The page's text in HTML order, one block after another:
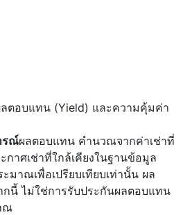
ตอบแทน (Yield) และความคุ้มค่า
รณ์ผลตอบแทน คำนวณจากค่าเช่าที่
กาศเช่าที่ใกล้เคียงในฐานข้อมูล
มาณเพื่อเปรียบเทียบเท่านั้น ผล
กนี้ ไม่ใช่การรับประกันผลตอบแทน
ณ